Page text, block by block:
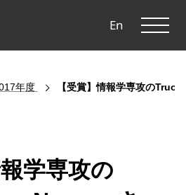
En
年度 【受賞】情報学専攻の
報学専攻の